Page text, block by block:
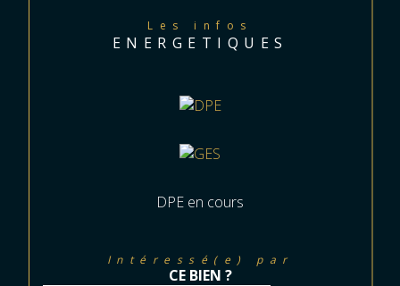
Les infos
ENERGETIQUES
DPE en cours
Intéressé(e) par
CE BIEN ?